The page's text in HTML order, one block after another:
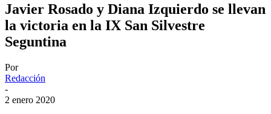
Javier Rosado y Diana Izquierdo se llevan
la victoria en la IX San Silvestre
Seguntina
Por
Redacción
-
2 enero 2020